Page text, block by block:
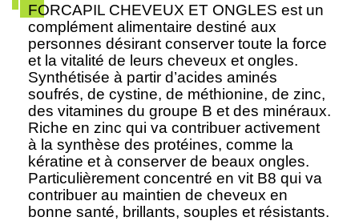
FORCAPIL CHEVEUX ET ONGLES est un
complément alimentaire destiné aux
personnes désirant conserver toute la force
et la vitalité de leurs cheveux et ongles.
Synthétisée à partir d’acides aminés
soufrés, de cystine, de méthionine, de zinc,
des vitamines du groupe B et des minéraux.
Riche en zinc qui va contribuer activement
à la synthèse des protéines, comme la
kératine et à conserver de beaux ongles.
Particulièrement concentré en vit B8 qui va
contribuer au maintien de cheveux en
bonne santé, brillants, souples et résistants.